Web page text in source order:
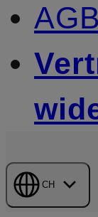
AGB
CH